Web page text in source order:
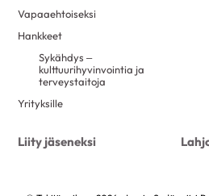
Vapaaehtoiseksi
Hankkeet
Sykähdys –
kulttuurihyvinvointia ja
terveystaitoja
Yrityksille
Liity jäseneksi